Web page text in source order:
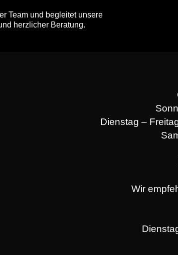
Team und begleitet unsere
herzlicher Beratung.
Dienstag –
Wir